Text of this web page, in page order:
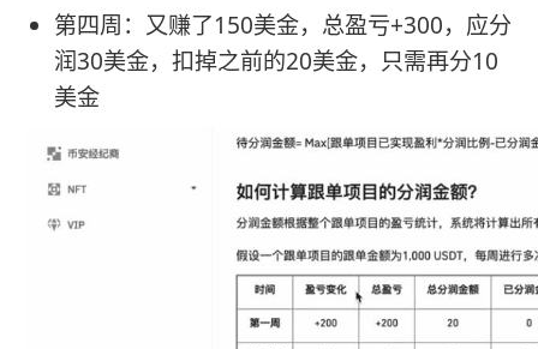
第四周：又赚了150美金，总盈亏+300，应分
润30美金，扣掉之前的20美金，只需再分10
美金